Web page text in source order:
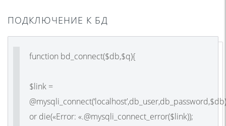
ПОДКЛЮЧЕНИЕ К БД
function bd_connect($db,$q){
$link =
@mysqli_connect(‘localhost’,db_user,db_password,$db)
or die(«Error: «.@mysqli_connect_error($link));